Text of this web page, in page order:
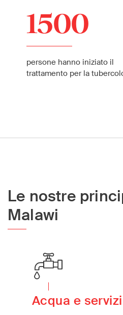
1500
persone hanno iniziato il
trattamento per la
Le nostre
Malawi
Acqua e